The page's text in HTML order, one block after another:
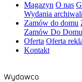
Magazyn O nas
Wydania
Zamów do domu
Zamów Do Domu
Oferta Oferta
Kontakt